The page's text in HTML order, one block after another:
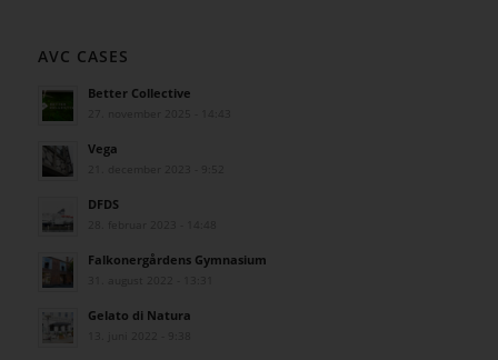
AVC CASES
Better Collective
Vega
DFDS
Falkonergårdens Gymnasium
Gelato di Natura